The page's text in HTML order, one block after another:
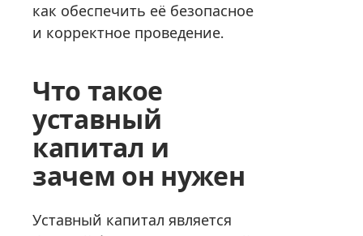
как обеспечить её безопасное
и корректное проведение.
Что такое
уставный
капитал и
зачем он нужен
Уставный капитал является